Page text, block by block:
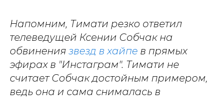
Напомним, Тимати резко ответил
телеведущей Ксении Собчак на
обвинения звезд в хайпе в прямых
эфирах в "Инстаграм". Тимати не
считает Собчак достойным примером,
ведь она и сама снималась в